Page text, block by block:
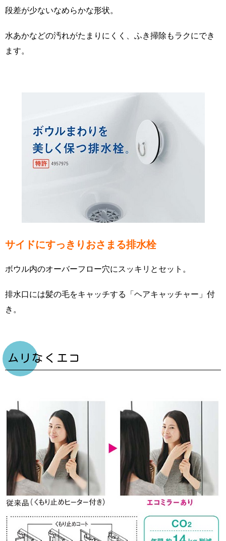
段差が少ないなめらかな形状。
水あかなどの汚れがたまりにくく、ふき掃除もラクにでき
ます。
サイドにすっきりおさまる排水栓
ボウル内のオーバーフロー穴にスッキリとセット。
排水口には髪の毛をキャッチする「ヘアキャッチャー」付
き。
ムリなくエコ